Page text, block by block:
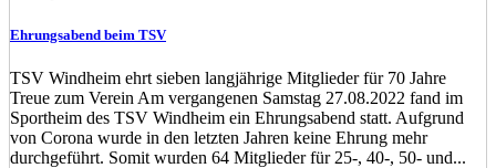
Ehrungsabend beim TSV
TSV Windheim ehrt sieben langjährige Mitglieder für 70 Jahre
Treue zum Verein Am vergangenen Samstag 27.08.2022 fand im
Sportheim des TSV Windheim ein Ehrungsabend statt. Aufgrund
von Corona wurde in den letzten Jahren keine Ehrung mehr
durchgeführt. Somit wurden 64 Mitglieder für 25-, 40-, 50- und...